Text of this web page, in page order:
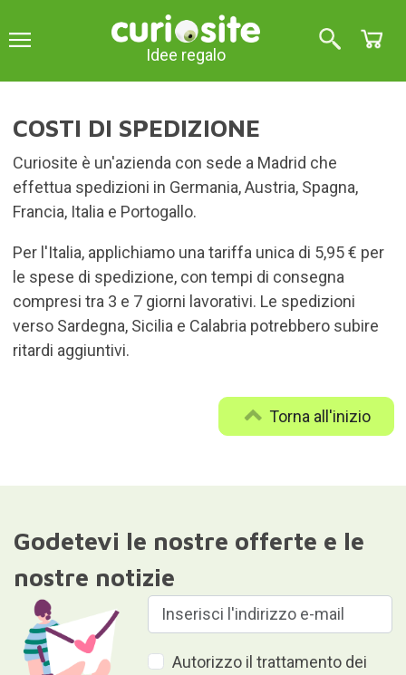
Idee regalo
COSTI DI SPEDIZIONE
Curiosite è un'azienda con sede a Madrid che
effettua spedizioni in Germania, Austria, Spagna,
Francia, Italia e Portogallo.
Per l'Italia, applichiamo una tariffa unica di 5,95 € per
le spese di spedizione, con tempi di consegna
compresi tra 3 e 7 giorni lavorativi. Le spedizioni
verso Sardegna, Sicilia e Calabria potrebbero subire
ritardi aggiuntivi.
Torna all'inizio
Godetevi le nostre offerte e le
nostre notizie
Autorizzo il trattamento dei